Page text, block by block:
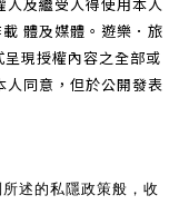
體及媒體。遊樂．旅
現授權內容之全部或
人同意，但於公開發表
述的私隱政策般，收